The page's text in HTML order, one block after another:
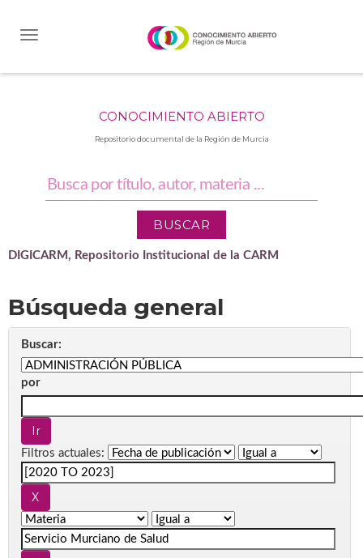
CONOCIMIENTO ABIERTO
Repositorio documental de la Región de Murcia
DIGICARM, Repositorio Institucional de la CARM
Búsqueda general
Buscar:
por
Filtros actuales: